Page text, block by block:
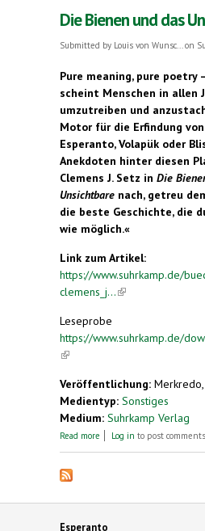
Die Bienen und das
Submitted by Louis von Wunsc... on
Pure meaning, pure poetry
scheint Menschen in allen
umzutreiben und
Motor für die Erfindung
Esperanto, Volapük oder
Anekdoten hinter diesen
Clemens J. Setz in Die
Unsichtbare nach, getreu
die beste Geschichte, die
wie möglich.«
Link zum Artikel:
https://www.suhrkamp.de/
clemens_j...(link is external)
Leseprobe
https://www.suhrkamp.de/
(link is external)
Veröffentlichung:
Medientyp: Sonstiges
Medium: Suhrkamp Verlag
Read more about Die Bienen und das
Log in to post comments
Esperanto